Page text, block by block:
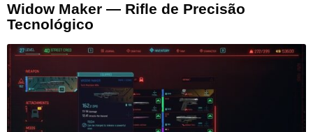
Widow Maker — Rifle de Precisão
Tecnológico